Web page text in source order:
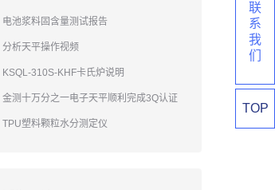
电池浆料固含量测试报告
分析天平操作视频
KSQL-310S-KHF卡氏炉说明
金测十万分之一电子天平顺利完成3Q认证
TPU塑料颗粒水分测定仪
联
系
我
们
TOP